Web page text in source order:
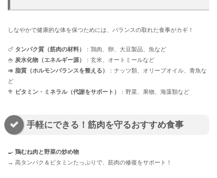
しなやかで健康的な体を保つためには、バランスの取れた食事がカギ！
🍗 タンパク質（筋肉の材料）
：鶏肉、卵、大豆製品、魚など
🍚 炭水化物（エネルギー源）
：玄米、オートミールなど
🥑 脂質（ホルモンバランスを整える）
：ナッツ類、オリーブオイル、青魚な
ど
🥦 ビタミン・ミネラル（代謝をサポート） ：野菜、果物、海藻類など
手軽にできる！筋肉を守るおすすめ食事
🍳 鶏むね肉と野菜の炒め物
→ 高タンパク＆ビタミンたっぷりで、筋肉の修復をサポート！